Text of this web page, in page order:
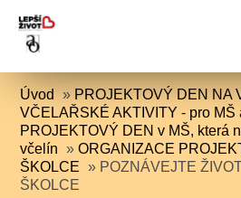
Úvod » PROJEKTOVÝ DEN NA
VČELAŘSKÉ AKTIVITY - pro MŠ
PROJEKTOVÝ DEN v MŠ, která
včelín »ORGANIZACE
ŠKOLCE » POZNÁVEJTE
ŠKOLCE